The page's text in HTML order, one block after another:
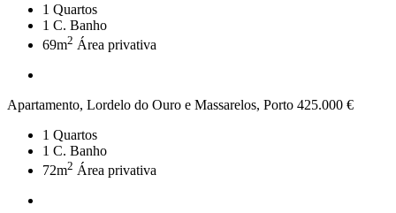
1 Quartos
1 C. Banho
69m2 Área privativa
Apartamento, Lordelo do Ouro e Massarelos, Porto 425.000 €
1 Quartos
1 C. Banho
72m2 Área privativa